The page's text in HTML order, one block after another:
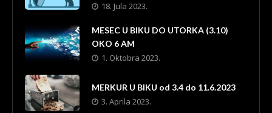
18. Jula 2023.
MESEC U BIKU DO UTORKA (3.10)
OKO 6 AM
1. Oktobra 2023.
MERKUR U BIKU od 3.4 do 11.6.2023
3. Aprila 2023.